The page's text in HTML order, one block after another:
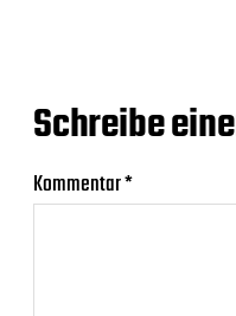
Schreibe
Kommentar*